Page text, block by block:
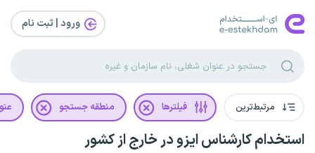
ورود | ثبت‌ نام
مرتبط‌ترین فیلترها منطقه جستجو
استخدام کارشناس ایزو در خارج از کشور